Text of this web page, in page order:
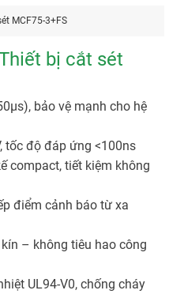
MCF75-3+FS
bị cắt sét
bảo vệ mạnh cho hệ
tốc độ đáp ứng <100ns
compact, tiết kiệm không
điểm cảnh báo từ xa
– không tiêu hao công
UL94-V0, chống cháy